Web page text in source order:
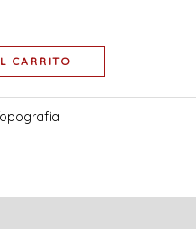
CARRITO